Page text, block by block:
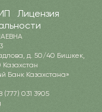
Лицензия
д. 50/40 Бишкек,
Банк Казахстана»
031 3905